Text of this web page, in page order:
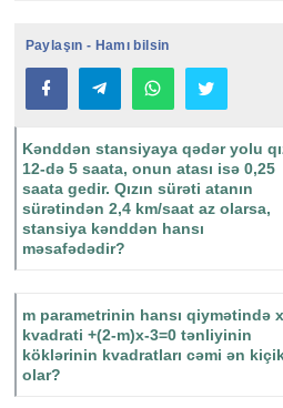
Paylaşın - Hamı bilsin
Kənddən stansiyaya qədər yolu
12-də 5 saata, onun atası isə 0,25
saata gedir. Qızın sürəti atanın
sürətindən 2,4 km/saat az olarsa,
stansiya kənddən hansı
məsafədədir?
m parametrinin hansı qiymətində x
kvadrati +(2-m)x-3=0 tənliyinin
köklərinin kvadratları cəmi ən
olar?